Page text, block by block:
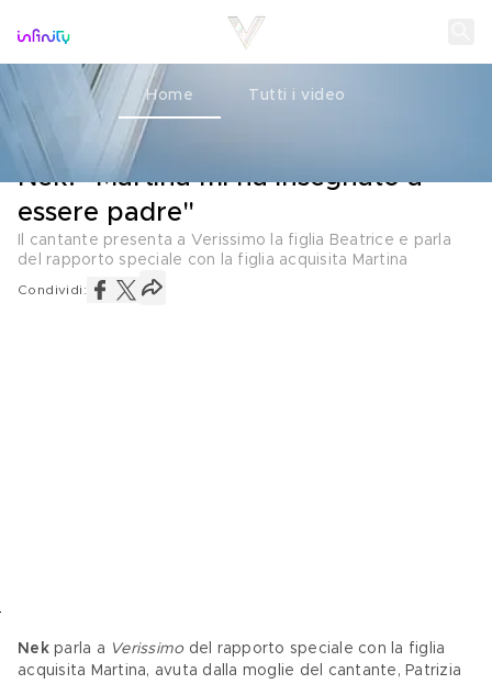
Home Tutti i video
L'INTERVISTA
Nek: "Martina mi ha insegnato a
essere padre"
Il cantante presenta a Verissimo la figlia Beatrice e parla
del rapporto speciale con la figlia acquisita Martina
Condividi:
Nek parla a Verissimo del rapporto speciale con la figlia
acquisita Martina, avuta dalla moglie del cantante, Patrizia